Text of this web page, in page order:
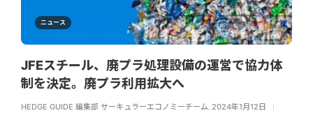
ニュース
JFEスチール、廃プラ処理設備の運営で協力体
制を決定。廃プラ利用拡大へ
HEDGE GUIDE 編集部 サーキュラーエコノミーチーム, 2024年1月12日